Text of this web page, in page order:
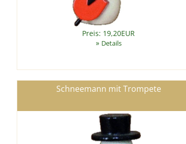
Preis: 19,20EUR
» Details
Schneemann mit Trompete